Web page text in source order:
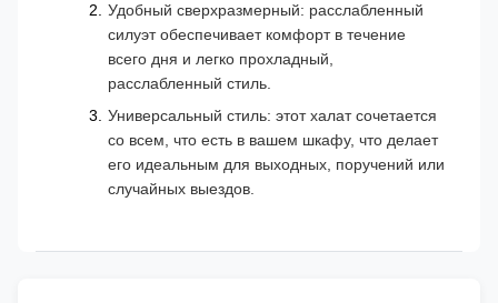
Удобный сверхразмерный: расслабленный
силуэт обеспечивает комфорт в течение
всего дня и легко прохладный,
расслабленный стиль.
Универсальный стиль: этот халат сочетается
со всем, что есть в вашем шкафу, что делает
его идеальным для выходных, поручений или
случайных выездов.